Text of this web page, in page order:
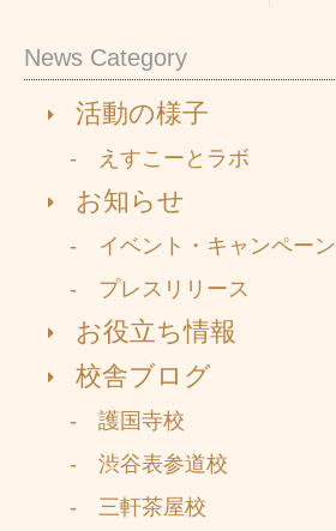
News Category
活動の様子
- えすこーとラボ
お知らせ
- イベント・キャンペーン
- プレスリリース
お役立ち情報
校舎ブログ
- 護国寺校
- 渋谷表参道校
- 三軒茶屋校